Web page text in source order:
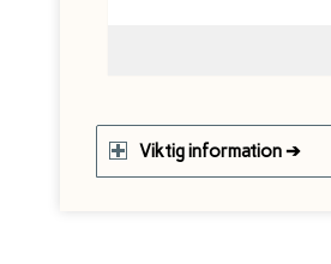
Viktig information ➔